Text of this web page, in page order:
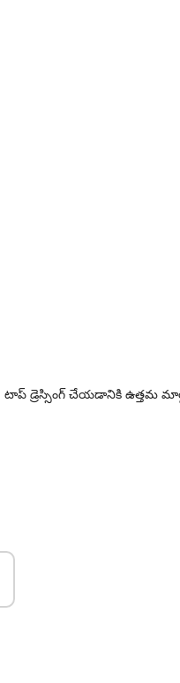
డ్రెస్సింగ్ చేయడానికి ఉత్తమ